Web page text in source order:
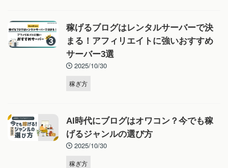
稼げるブログはレンタルサーバーで決
まる！アフィリエイトに強いおすすめ
サーバー3選
2025/10/30
稼ぎ方
AI時代にブログはオワコン？今でも稼
げるジャンルの選び方
2025/10/30
稼ぎ方